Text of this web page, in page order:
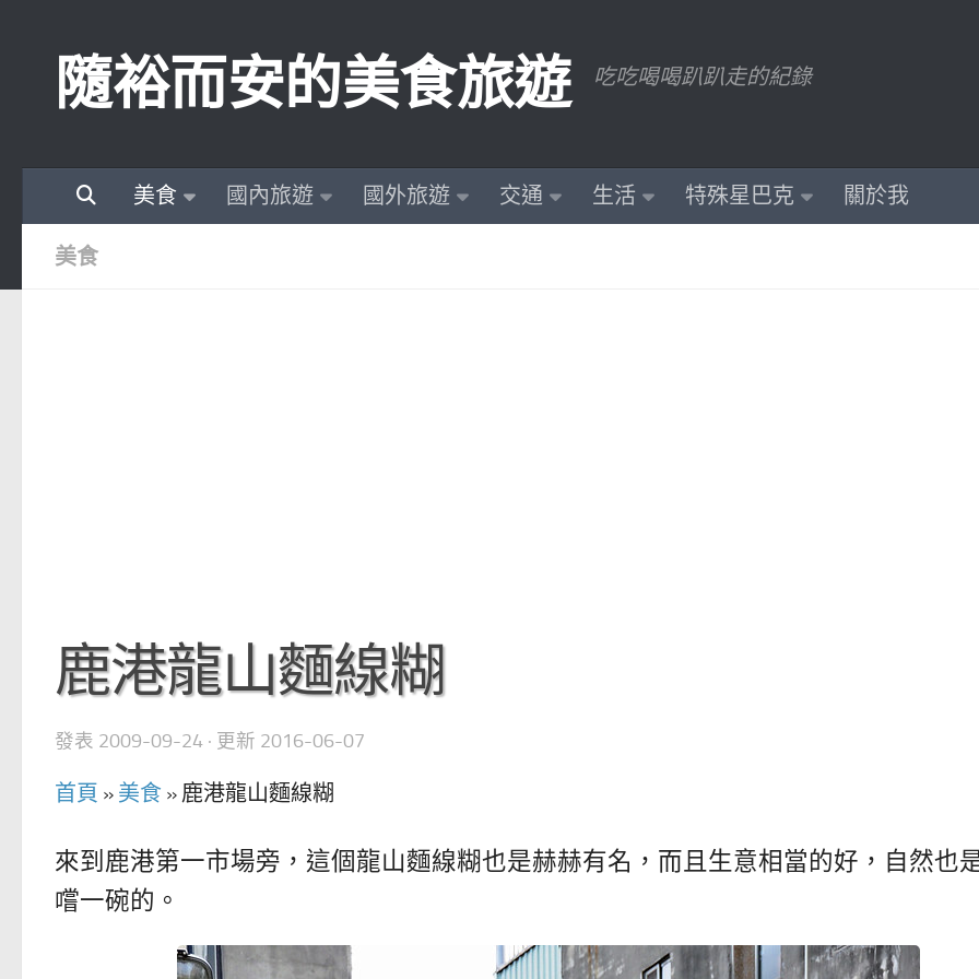
隨裕而安的美食旅遊 吃吃喝喝趴趴走的紀錄
美食 國內旅遊 國外旅遊 交通 生活 特殊星巴克 關於我
美食
鹿港龍山麵線糊
發表 2009-09-24 · 更新 2016-06-07
首頁 » 美食 » 鹿港龍山麵線糊
來到鹿港第一市場旁，這個龍山麵線糊也是赫赫有名，而且生意相當的好，自然也
嚐一碗的。